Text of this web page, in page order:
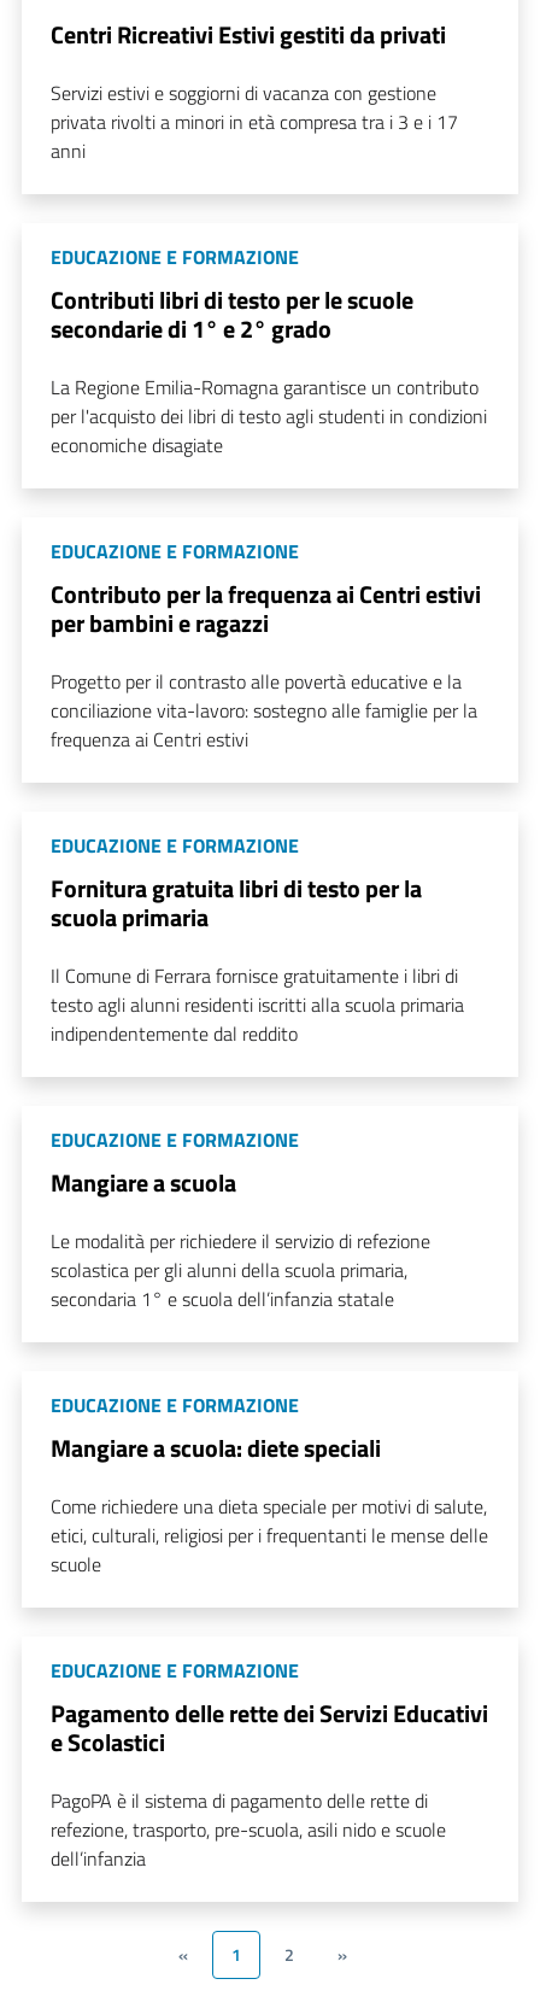
Centri Ricreativi Estivi gestiti da privati
Servizi estivi e soggiorni di vacanza con gestione
privata rivolti a minori in età compresa tra i 3 e i 17
anni
EDUCAZIONE E FORMAZIONE
Contributi libri di testo per le scuole
secondarie di 1° e 2° grado
La Regione Emilia-Romagna garantisce un contributo
per l'acquisto dei libri di testo agli studenti in condizioni
economiche disagiate
EDUCAZIONE E FORMAZIONE
Contributo per la frequenza ai Centri estivi
per bambini e ragazzi
Progetto per il contrasto alle povertà educative e la
conciliazione vita-lavoro: sostegno alle famiglie per la
frequenza ai Centri estivi
EDUCAZIONE E FORMAZIONE
Fornitura gratuita libri di testo per la
scuola primaria
Il Comune di Ferrara fornisce gratuitamente i libri di
testo agli alunni residenti iscritti alla scuola primaria
indipendentemente dal reddito
EDUCAZIONE E FORMAZIONE
Mangiare a scuola
Le modalità per richiedere il servizio di refezione
scolastica per gli alunni della scuola primaria,
secondaria 1° e scuola dell’infanzia statale
EDUCAZIONE E FORMAZIONE
Mangiare a scuola: diete speciali
Come richiedere una dieta speciale per motivi di salute,
etici, culturali, religiosi per i frequentanti le mense delle
scuole
EDUCAZIONE E FORMAZIONE
Pagamento delle rette dei Servizi Educativi
e Scolastici
PagoPA è il sistema di pagamento delle rette di
refezione, trasporto, pre-scuola, asili nido e scuole
dell’infanzia
« 1 2 »